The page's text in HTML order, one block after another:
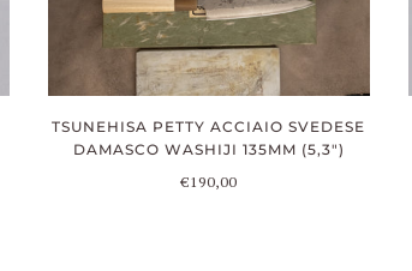
TSUNEHISA PETTY ACCIAIO SVEDESE
DAMASCO WASHIJI 135MM (5,3")
€190,00